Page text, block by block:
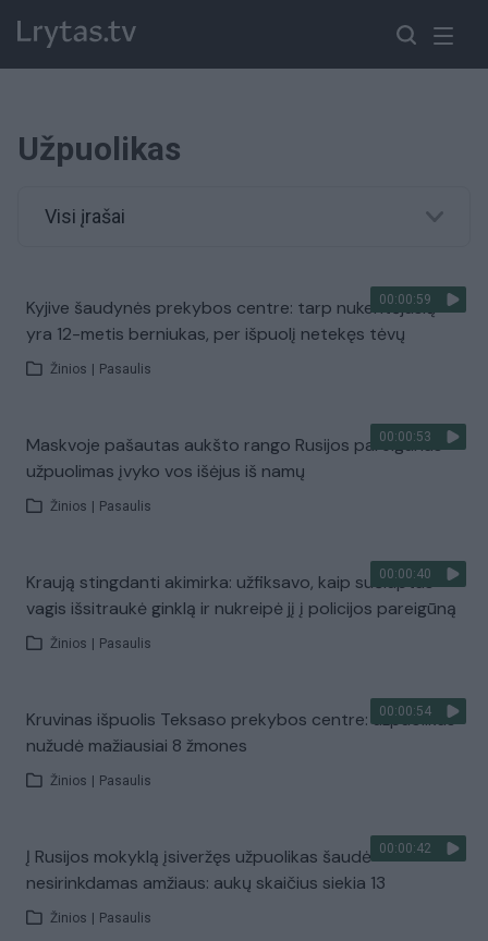
Užpuolikas
Visi įrašai
00:00:59
Kyjive šaudynės prekybos centre: tarp nukentėjusių
yra 12-metis berniukas, per išpuolį netekęs tėvų
Žinios Pasaulis
00:00:53
Maskvoje pašautas aukšto rango Rusijos pareigūnas –
užpuolimas įvyko vos išėjus iš namų
Žinios Pasaulis
00:00:40
Kraują stingdanti akimirka: užfiksavo, kaip sučiuptas
vagis išsitraukė ginklą ir nukreipė jį į policijos pareigūną
Žinios Pasaulis
00:00:54
Kruvinas išpuolis Teksaso prekybos centre: užpuolikas
nužudė mažiausiai 8 žmones
Žinios Pasaulis
00:00:42
Į Rusijos mokyklą įsiveržęs užpuolikas šaudė
nesirinkdamas amžiaus: aukų skaičius siekia 13
Žinios Pasaulis